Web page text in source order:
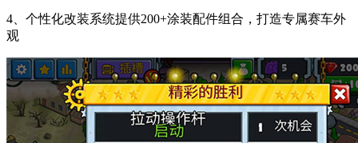
4、个性化改装系统提供200+涂装配件组合，打造专属赛车外
观